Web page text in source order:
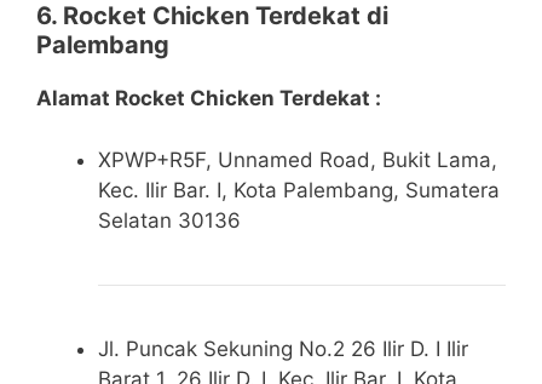
6. Rocket Chicken Terdekat di
Palembang
Alamat Rocket Chicken Terdekat :
XPWP+R5F, Unnamed Road, Bukit Lama,
Kec. Ilir Bar. I, Kota Palembang, Sumatera
Selatan 30136
Jl. Puncak Sekuning No.2 26 Ilir D. I Ilir
Barat 1, 26 Ilir D. I, Kec. Ilir Bar. I, Kota